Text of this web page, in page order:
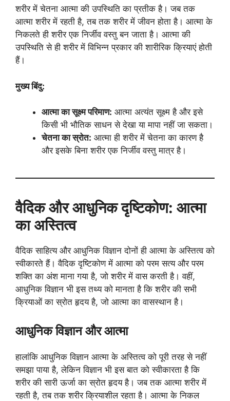
शरीर में चेतना आत्मा की उपस्थिति का प्रतीक है। जब तक
आत्मा शरीर में रहती है, तब तक शरीर में जीवन होता है। आत्मा के
निकलते ही शरीर एक निर्जीव वस्तु बन जाता है। आत्मा की
उपस्थिति से ही शरीर में विभिन्न प्रकार की शारीरिक क्रियाएं होती
हैं।
मुख्य बिंदु:
आत्मा का सूक्ष्म परिमाण: आत्मा अत्यंत सूक्ष्म है और इसे
किसी भी भौतिक साधन से देखा या मापा नहीं जा सकता।
चेतना का स्रोत: आत्मा ही शरीर में चेतना का कारण है
और इसके बिना शरीर एक निर्जीव वस्तु मात्र है।
वैदिक और आधुनिक दृष्टिकोण: आत्मा
का अस्तित्व
वैदिक साहित्य और आधुनिक विज्ञान दोनों ही आत्मा के अस्तित्व को
स्वीकारते हैं। वैदिक दृष्टिकोण में आत्मा को परम सत्य और परम
शक्ति का अंश माना गया है, जो शरीर में वास करती है। वहीं,
आधुनिक विज्ञान भी इस तथ्य को मानता है कि शरीर की सभी
क्रियाओं का स्रोत हृदय है, जो आत्मा का वासस्थान है।
आधुनिक विज्ञान और आत्मा
हालांकि आधुनिक विज्ञान आत्मा के अस्तित्व को पूरी तरह से नहीं
समझा पाया है, लेकिन विज्ञान भी इस बात को स्वीकारता है कि
शरीर की सारी ऊर्जा का स्रोत हृदय है। जब तक आत्मा शरीर में
रहती है, तब तक शरीर क्रियाशील रहता है। आत्मा के निकल